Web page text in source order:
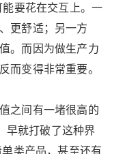
要花在交互上。一
更舒适；另一方
。而因为做生产力
而变得非常重要。
之间有一堵很高的
早就打破了这种界
类产品，甚至还有